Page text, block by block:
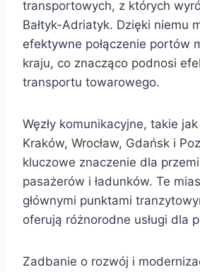
transportowych, z których
Bałtyk-Adriatyk. Dzięki niemu
efektywne połączenie portów
kraju, co znacząco podnosi
transportu towarowego.
Węzły komunikacyjne, takie
Kraków, Wrocław, Gdańsk i
kluczowe znaczenie dla
pasażerów i ładunków. Te
głównymi punktami
oferują różnorodne usługi dla
Zadbanie o rozwój i